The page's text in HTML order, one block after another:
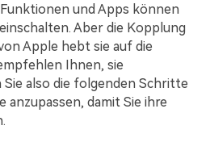
und Apps können
Aber die Kopplung
Apple hebt sie auf die
Ihnen, sie
Sie also die folgenden Schritte
anzupassen, damit Sie ihre